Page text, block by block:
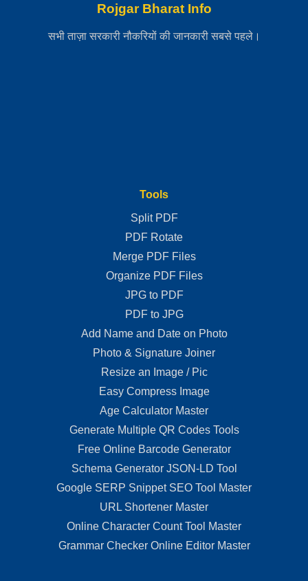
Rojgar Bharat Info
सभी ताज़ा सरकारी नौकरियों की जानकारी सबसे पहले।
Tools
Split PDF
PDF Rotate
Merge PDF Files
Organize PDF Files
JPG to PDF
PDF to JPG
Add Name and Date on Photo
Photo & Signature Joiner
Resize an Image / Pic
Easy Compress Image
Age Calculator Master
Generate Multiple QR Codes Tools
Free Online Barcode Generator
Schema Generator JSON-LD Tool
Google SERP Snippet SEO Tool Master
URL Shortener Master
Online Character Count Tool Master
Grammar Checker Online Editor Master